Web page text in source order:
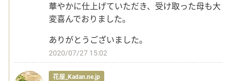
華やかに仕上げていただき、受け取った母も大
変喜んでおりました。
ありがとうございました。
2020/07/27 15:02
花屋_Kadan.ne.jp